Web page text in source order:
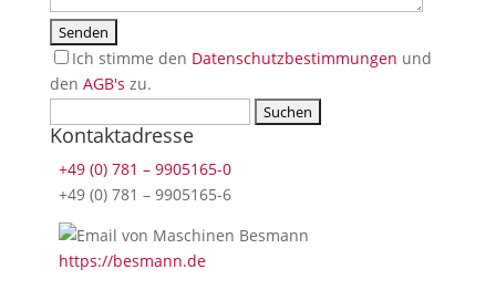
Ich stimme den Datenschutzbestimmungen und
den AGB's zu.
you
press
this
you
will
nach:
Kontaktadresse
+49 (0) 781 – 9905165-0
+49 (0) 781 – 9905165-6
https://besmann.de